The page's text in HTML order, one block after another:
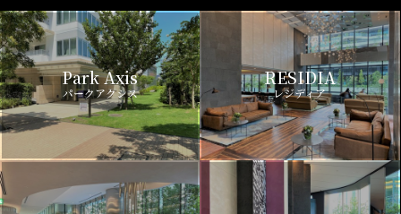
Park Axis
パークアクシス
RESIDIA
レジディア